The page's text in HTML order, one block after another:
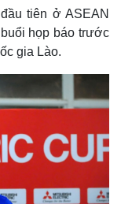
tiên ở ASEAN
họp báo trước
gia Lào.